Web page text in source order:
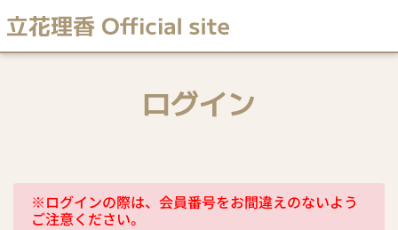
ログイン
※ログインの際は、会員番号をお間違えのないよう
ご注意ください。